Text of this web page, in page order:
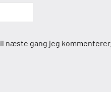
næste gang jeg kommenterer.